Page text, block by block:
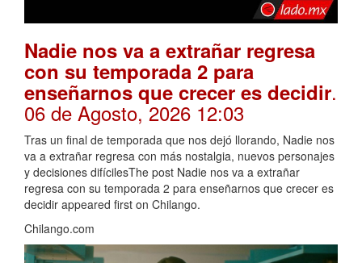
Nadie nos va a extrañar regresa
con su temporada 2 para
enseñarnos que crecer es decidir.
06 de Agosto, 2026 12:03
Tras un final de temporada que nos dejó llorando, Nadie nos
va a extrañar regresa con más nostalgia, nuevos personajes
y decisiones difícilesThe post Nadie nos va a extrañar
regresa con su temporada 2 para enseñarnos que crecer es
decidir appeared first on Chilango.
Chilango.com